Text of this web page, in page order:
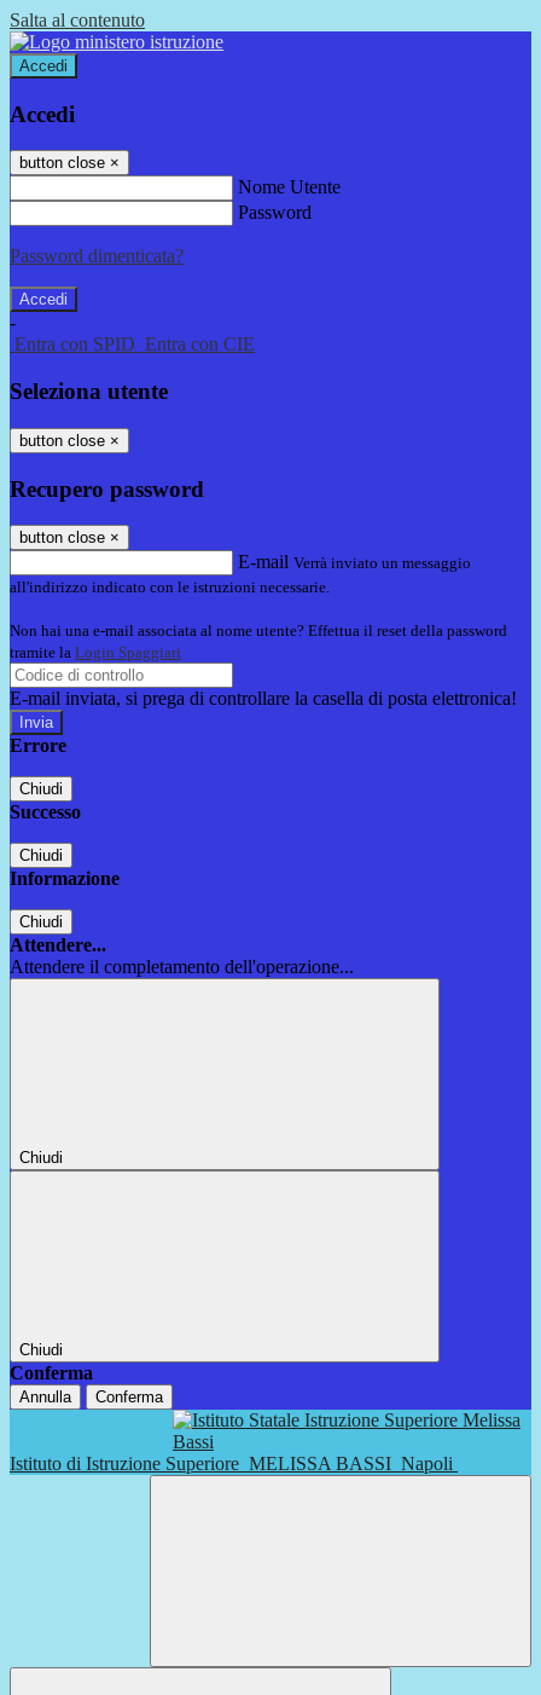
Salta al contenuto
Accedi
Accedi
button close ×
Nome Utente
Password
Password dimenticata?
-
Entra con SPID Entra con CIE
Seleziona utente
button close ×
Recupero password
button close ×
E-mail Verrà inviato un messaggio
all'indirizzo indicato con le istruzioni necessarie.
Non hai una e-mail associata al nome utente? Effettua il reset della password
tramite la Login Spaggiari
E-mail inviata, si prega di controllare la casella di posta elettronica!
Errore
Chiudi
Successo
Chiudi
Informazione
Chiudi
Attendere...
Attendere il completamento dell'operazione...
Chiudi
Chiudi
Conferma
Annulla Conferma
Istituto di Istruzione Superiore MELISSA BASSI Napoli